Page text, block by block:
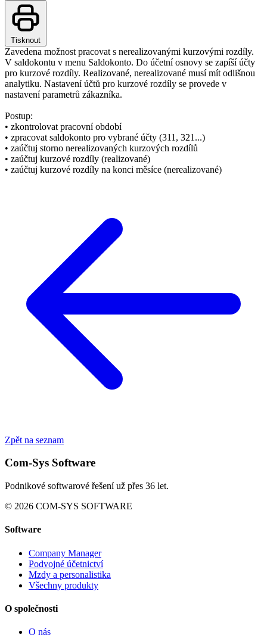
Tisknout
Zavedena možnost pracovat s nerealizovanými kurzovými rozdíly.
V saldokontu v menu Saldokonto. Do účetní osnovy se zapíší účty
pro kurzové rozdíly. Realizované, nerealizované musí mít odlišnou
analytiku. Nastavení účtů pro kurzové rozdíly se provede v
nastavení parametrů zákazníka.
Postup:
• zkontrolovat pracovní období
• zpracovat saldokonto pro vybrané účty (311, 321...)
• zaúčtuj storno nerealizovaných kurzových rozdílů
• zaúčtuj kurzové rozdíly (realizované)
• zaúčtuj kurzové rozdíly na konci měsíce (nerealizované)
Zpět na seznam
Com-Sys Software
Podnikové softwarové řešení už přes 36 let.
© 2026 COM-SYS SOFTWARE
Software
Company Manager
Podvojné účetnictví
Mzdy a personalistika
Všechny produkty
O společnosti
O nás